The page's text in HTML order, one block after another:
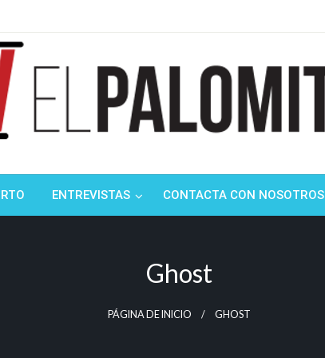
ENTREVISTAS CONTACTA CON NOSOTROS
Ghost
PÁGINA DE INICIO GHOST